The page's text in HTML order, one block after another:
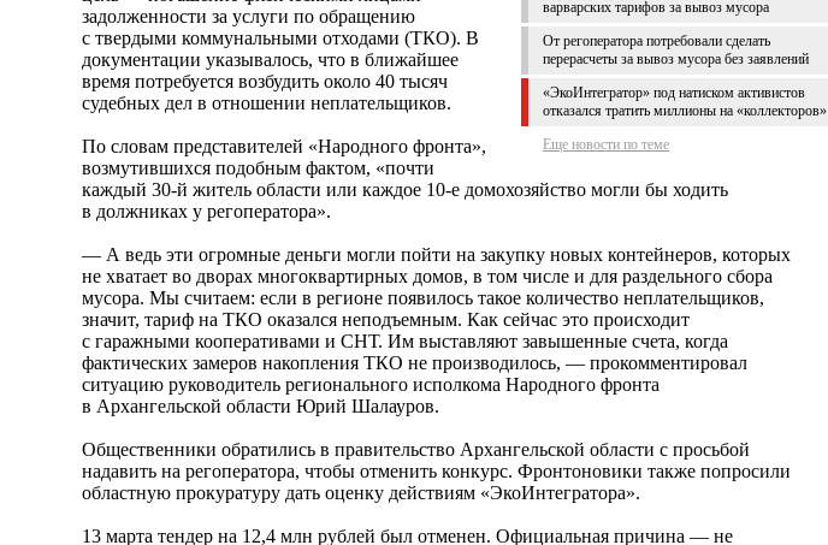
варварских тарифов за вывоз мусора
От регоператора потребовали сделать
перерасчеты за вывоз мусора без заявлений
«ЭкоИнтегратор» под натиском активистов
отказался тратить миллионы на «коллекторов»
Еще новости по теме
задолженности за услуги по обращению
с твердыми коммунальными отходами (ТКО). В
документации указывалось, что в ближайшее
время потребуется возбудить около 40 тысяч
судебных дел в отношении неплательщиков.
По словам представителей «Народного фронта»,
возмутившихся подобным фактом, «почти
каждый 30-й житель области или каждое 10-е домохозяйство могли бы ходить
в должниках у регоператора».
— А ведь эти огромные деньги могли пойти на закупку новых контейнеров, которых
не хватает во дворах многоквартирных домов, в том числе и для раздельного сбора
мусора. Мы считаем: если в регионе появилось такое количество неплательщиков,
значит, тариф на ТКО оказался неподъемным. Как сейчас это происходит
с гаражными кооперативами и СНТ. Им выставляют завышенные счета, когда
фактических замеров накопления ТКО не производилось, — прокомментировал
ситуацию руководитель регионального исполкома Народного фронта
в Архангельской области Юрий Шалауров.
Общественники обратились в правительство Архангельской области с просьбой
надавить на регоператора, чтобы отменить конкурс. Фронтоновики также попросили
областную прокуратуру дать оценку действиям «ЭкоИнтегратора».
13 марта тендер на 12,4 млн рублей был отменен. Официальная причина — не